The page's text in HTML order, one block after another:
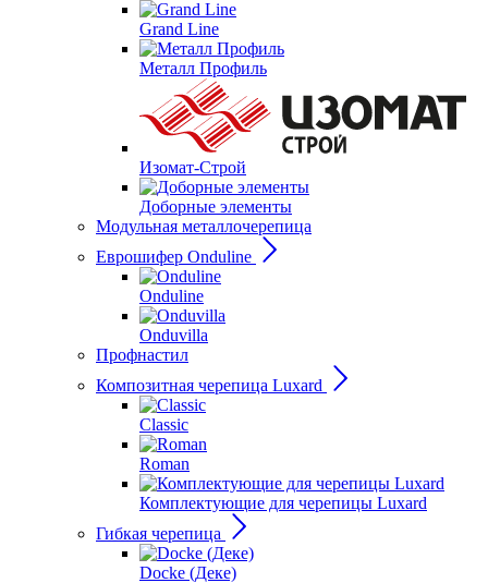
Grand Line
Металл Профиль
Изомат-Строй
Доборные элементы
Модульная металлочерепица
Еврошифер Onduline
Onduline
Onduvilla
Профнастил
Композитная черепица Luxard
Сlassic
Roman
Комплектующие для черепицы Luxard
Гибкая черепица
Docke (Деке)